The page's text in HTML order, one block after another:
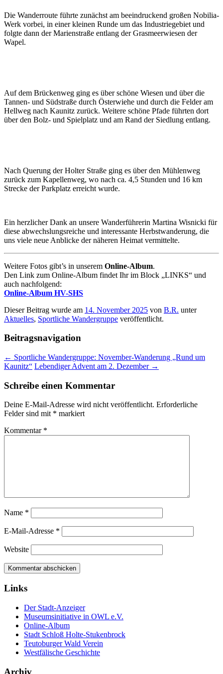
Die Wanderroute führte zunächst am beeindruckend großen Nobilia-
Werk vorbei, in einer kleinen Runde um das Industriegebiet und
folgte dann der Marienstraße entlang der Grasmeerwiesen der
Wapel.
Auf dem Brückenweg ging es über schöne Wiesen und über die
Tannen- und Südstraße durch Österwiehe und durch die Felder am
Hellweg nach Kaunitz zurück. Weitere schöne Pfade führten dort
über den Bolz- und Spielplatz und am Rand der Siedlung entlang.
Nach Querung der Holter Straße ging es über den Mühlenweg
zurück zum Kapellenweg, wo nach ca. 4,5 Stunden und 16 km
Strecke der Parkplatz erreicht wurde.
Ein herzlicher Dank an unsere Wanderführerin Martina Wisnicki für
diese abwechslungsreiche und interessante Herbstwanderung, die
uns viele neue Anblicke der näheren Heimat vermittelte.
Weitere Fotos gibt’s in unserem Online-Album.
Den Link zum Online-Album findet Ihr im Block „LINKS“ und
auch nachfolgend:
Online-Album HV-SHS
Dieser Beitrag wurde am 14. November 2025 von B.R. unter
Aktuelles, Sportliche Wandergruppe veröffentlicht.
Beitragsnavigation
← Sportliche Wandergruppe: November-Wanderung „Rund um
Kaunitz“ Lebendiger Advent am 2. Dezember →
Schreibe einen Kommentar
Deine E-Mail-Adresse wird nicht veröffentlicht. Erforderliche
Felder sind mit * markiert
Kommentar *
Name *
E-Mail-Adresse *
Website
Links
Der Stadt-Anzeiger
Museumsinitiative in OWL e.V.
Online-Album
Stadt Schloß Holte-Stukenbrock
Teutoburger Wald Verein
Westfälische Geschichte
Archiv